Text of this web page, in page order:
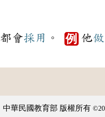
都會採用 。 例 他
中華民國教育部 版權所有